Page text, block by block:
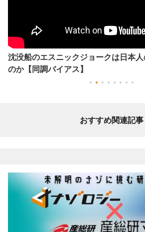
沈没船のエスニックジョークは日本
のか【同調バイアス】
おすすめ関連記事